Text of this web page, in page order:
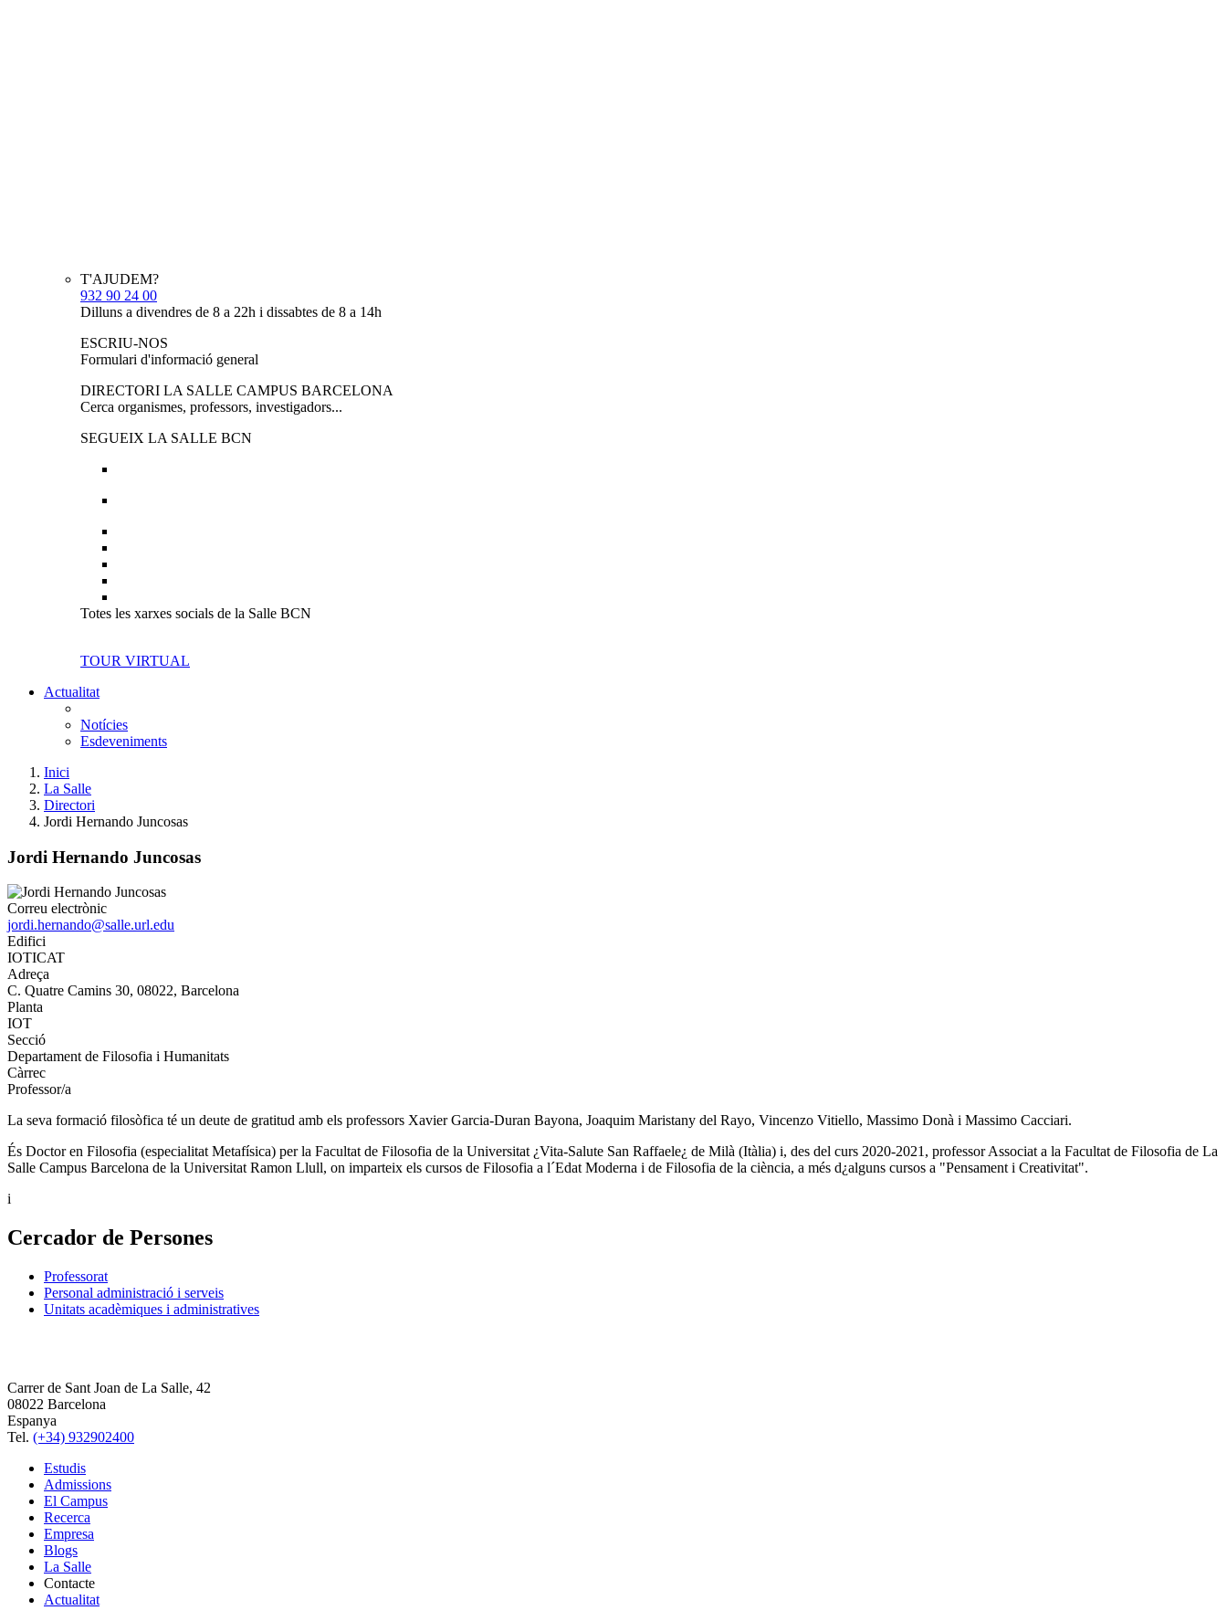
T'AJUDEM?
932 90 24 00
Dilluns a divendres de 8 a 22h i dissabtes de 8 a 14h
ESCRIU-NOS
Formulari d'informació general
DIRECTORI LA SALLE CAMPUS BARCELONA
Cerca organismes, professors, investigadors...
SEGUEIX LA SALLE BCN
Totes les xarxes socials de la Salle BCN
TOUR VIRTUAL
Actualitat
Notícies
Esdeveniments
Inici
La Salle
Directori
Jordi Hernando Juncosas
Jordi Hernando Juncosas
Correu electrònic
jordi.hernando@salle.url.edu
Edifici
IOTICAT
Adreça
C. Quatre Camins 30, 08022, Barcelona
Planta
IOT
Secció
Departament de Filosofia i Humanitats
Càrrec
Professor/a
La seva formació filosòfica té un deute de gratitud amb els professors Xavier Garcia-Duran Bayona, Joaquim Maristany del Rayo, Vincenzo Vitiello, Massimo Donà i Massimo Cacciari.
És Doctor en Filosofia (especialitat Metafísica) per la Facultat de Filosofia de la Universitat ¿Vita-Salute San Raffaele¿ de Milà (Itàlia) i, des del curs 2020-2021, professor Associat a la Facultat de Filosofia de La
Salle Campus Barcelona de la Universitat Ramon Llull, on imparteix els cursos de Filosofia a l´Edat Moderna i de Filosofia de la ciència, a més d¿alguns cursos a "Pensament i Creativitat".
i
Cercador de Persones
Professorat
Personal administració i serveis
Unitats acadèmiques i administratives
Carrer de Sant Joan de La Salle, 42
08022 Barcelona
Espanya
Tel. (+34) 932902400
Estudis
Admissions
El Campus
Recerca
Empresa
Blogs
La Salle
Contacte
Actualitat